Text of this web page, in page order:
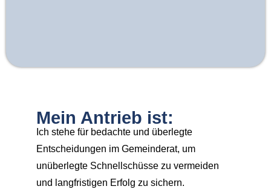
Mein Antrieb ist:
Ich stehe für bedachte und überlegte
Entscheidungen im Gemeinderat, um
unüberlegte Schnellschüsse zu vermeiden
und langfristigen Erfolg zu sichern.